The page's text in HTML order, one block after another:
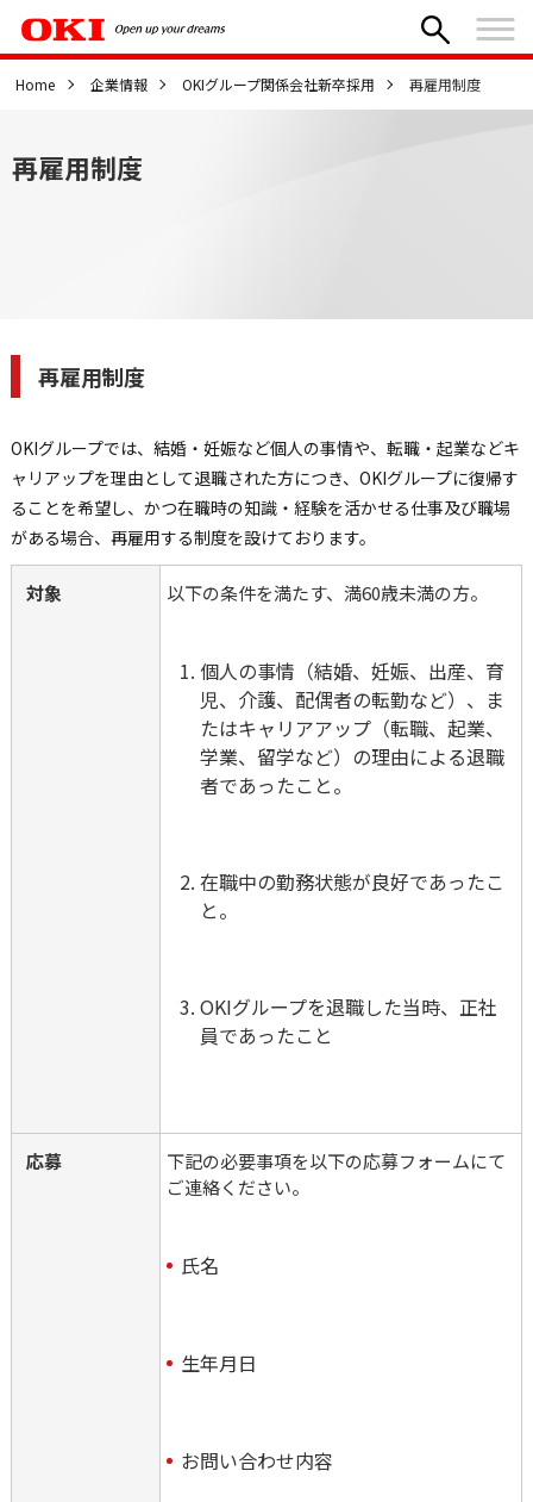
Home 企業情報 OKIグループ関係会社新卒採用 再雇用制度
再雇用制度
再雇用制度
OKIグループでは、結婚・妊娠など個人の事情や、転職・起業などキ
ャリアップを理由として退職された方につき、OKIグループに復帰す
ることを希望し、かつ在職時の知識・経験を活かせる仕事及び職場
がある場合、再雇用する制度を設けております。
対象 以下の条件を満たす、満60歳未満の方。
個人の事情（結婚、妊娠、出産、育
児、介護、配偶者の転勤など）、ま
たはキャリアアップ（転職、起業、
学業、留学など）の理由による退職
者であったこと。
在職中の勤務状態が良好であったこ
と。
OKIグループを退職した当時、正社
員であったこと
応募
下記の必要事項を以下の応募フォームにて
ご連絡ください。
氏名
生年月日
お問い合わせ内容